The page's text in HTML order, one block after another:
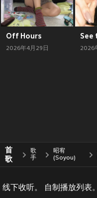
Off Hours
2026年4月29日
See
2026
首
歌
歌
手
昭宥
(Soyou)
线下收听。 自制播放列表